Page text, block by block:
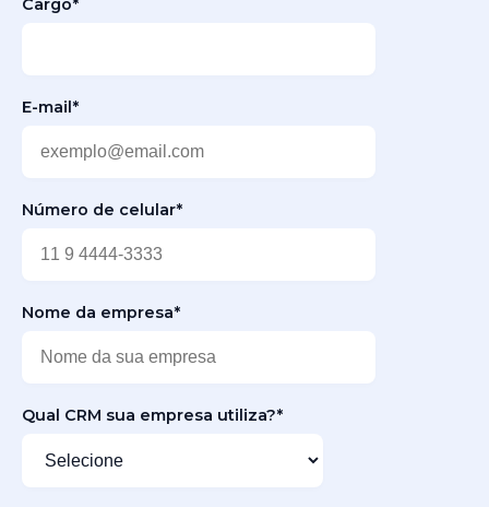
Cargo*
E-mail*
Número de celular*
Nome da empresa*
Qual CRM sua empresa utiliza?*